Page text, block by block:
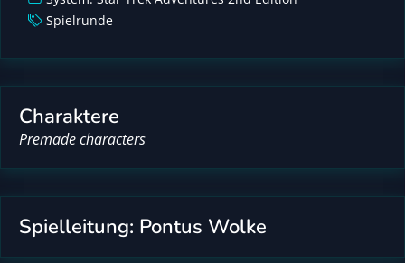
Spielrunde
Charaktere
Premade characters
Spielleitung: Pontus Wolke